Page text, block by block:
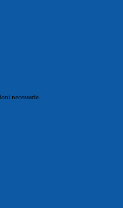
necessarie.